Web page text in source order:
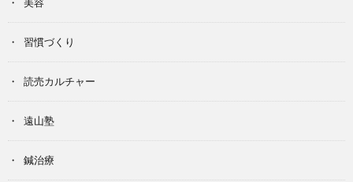
習慣づくり
読売カルチャー
遠山塾
鍼治療